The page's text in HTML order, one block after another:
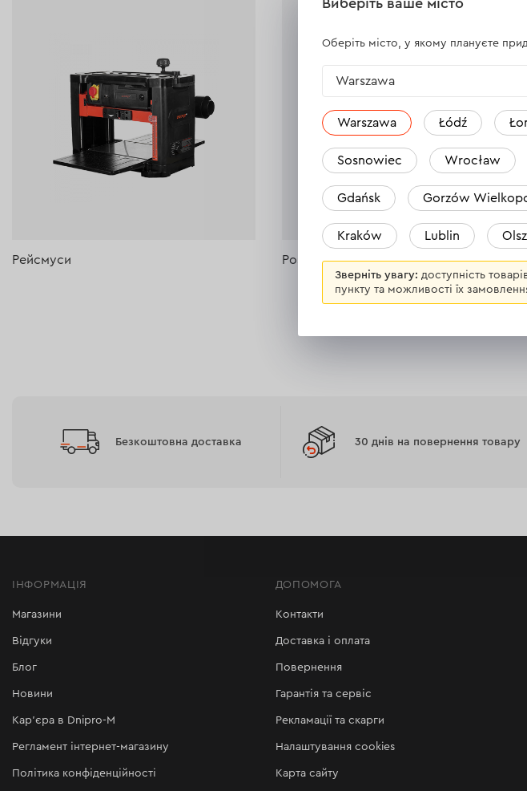
Рейсмуси Розпилювальні столи
Безкоштовна доставка 30 днів на повернення товару
ІНФОРМАЦІЯ
Магазини
Відгуки
Блог
Новини
Кар'єра в Dnipro-M
Регламент інтернет-магазину
Політика конфіденційності
ДОПОМОГА
Контакти
Доставка і оплата
Повернення
Гарантія та сервіс
Рекламації та скарги
Налаштування cookies
Карта сайту
Оберіть місто, у якому плануєте
Warszawa
Warszawa Łódź
Sosnowiec Wrocław
Gdańsk Gorzów
Kraków Lublin
Зверніть увагу: доступність
пункту та можливості їх